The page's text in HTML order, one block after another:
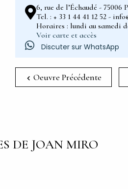
6, rue de l’Échaudé - 75006
Tel. : + 33 1 44 41 12 52 -
Horaires : lundi au samedi
Voir carte et accès
Discuter sur WhatsApp
Oeuvre Précédente
DE JOAN MIRO